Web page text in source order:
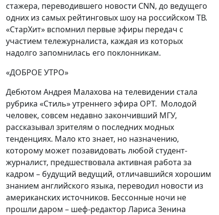
стажера, переводившего новости CNN, до ведущего
одних из самых рейтинговых шоу на российском ТВ.
«СтарХит» вспомнил первые эфиры передач с
участием тележурналиста, каждая из которых
надолго запомнилась его поклонникам.
«ДОБРОЕ УТРО»
Дебютом Андрея Малахова на телевидении стала
рубрика «Стиль» утреннего эфира ОРТ. Молодой
человек, совсем недавно закончивший МГУ,
рассказывал зрителям о последних модных
тенденциях. Мало кто знает, но назначению,
которому может позавидовать любой студент-
журналист, предшествовала активная работа за
кадром – будущий ведущий, отличавшийся хорошим
знанием английского языка, переводил новости из
американских источников. Бессонные ночи не
прошли даром – шеф-редактор Лариса Зенина